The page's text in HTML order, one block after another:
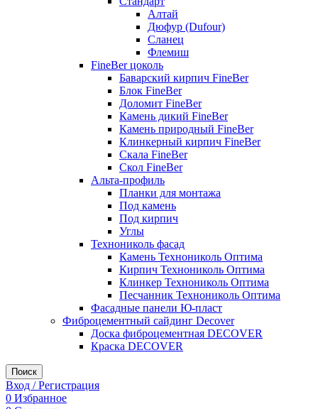
Алтай
Дюфур (Dufour)
Сланец
Флемиш
FineBer цоколь
Баварский кирпич FineBer
Блок FineBer
Доломит FineBer
Камень дикий FineBer
Камень природный FineBer
Клинкерный кирпич FineBer
Скала FineBer
Скол FineBer
Альта-профиль
Планки для монтажа
Под камень
Под кирпич
Углы
Технониколь фасад
Камень Технониколь Оптима
Кирпич Технониколь Оптима
Клинкер Технониколь Оптима
Песчанник Технониколь Оптима
Фасадные панели Ю-пласт
Фиброцементный сайдинг Decover
Доска фиброцементная DECOVER
Краска DECOVER
Поиск
Вход / Регистрация
0 Избранное